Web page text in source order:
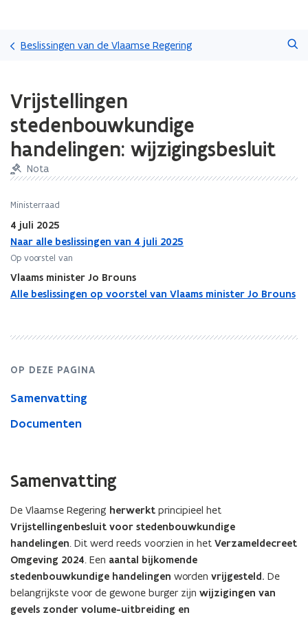
en
naar
Beslissingen van de Vlaamse Regering
met
laden.
bevindt
zich
op:
Vrijstellingen
handelingen:
wijzigingsbesluit
Vrijstellingen
stedenbouwkundige
handelingen: wijzigingsbesluit
Nota
Ministerraad
4 juli 2025
Naar alle beslissingen van 4 juli 2025
Op voorstel van
Vlaams minister Jo Brouns
Alle beslissingen op voorstel van Vlaams minister Jo Brouns
OP DEZE PAGINA
Samenvatting
Documenten
Samenvatting
De Vlaamse Regering herwerkt principieel het
Vrijstellingenbesluit voor stedenbouwkundige
handelingen. Dit werd reeds voorzien in het Verzameldecreet
Omgeving 2024. Een aantal bijkomende
stedenbouwkundige handelingen worden vrijgesteld. De
belangrijkste voor de gewone burger zijn wijzigingen van
gevels zonder volume-uitbreiding en